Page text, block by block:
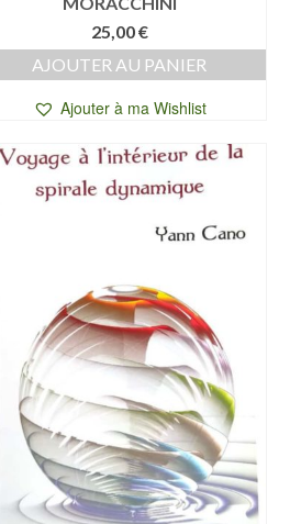
25,00€
AJOUTER AU PANIER
Ajouter à ma Wishlist